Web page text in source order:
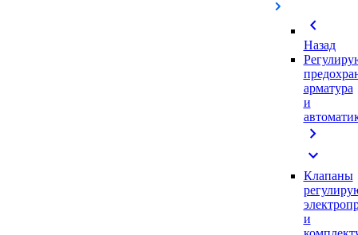
chevron_left
Назад
арматура
и
chevron_right
expand_more
Клапаны
и